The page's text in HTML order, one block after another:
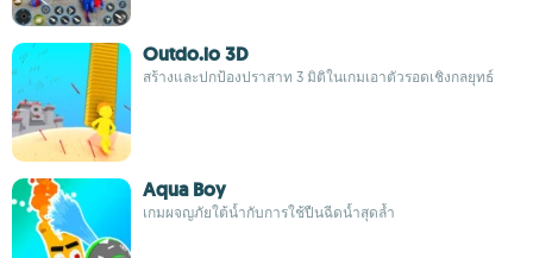
Outdo.io 3D
สร้างและปกป้องปราสาท 3 มิติในเกมเอาตัวรอดเชิงกลยุทธ์
Aqua Boy
เกมผจญภัยใต้น้ำกับการใช้ปืนฉีดน้ำสุดล้ำ